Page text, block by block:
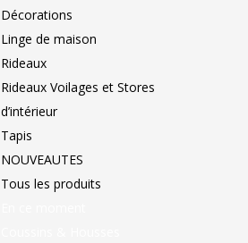
Décorations
Linge de maison
Rideaux
Rideaux Voilages et Stores
d’intérieur
Tapis
NOUVEAUTES
Tous les produits